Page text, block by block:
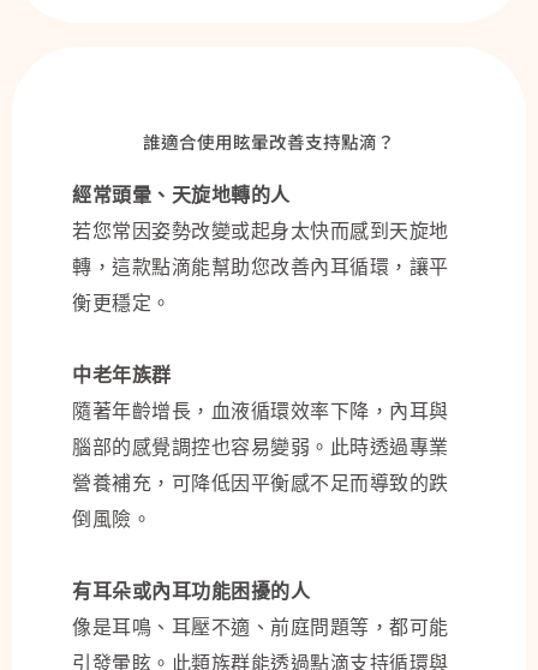
誰適合使用眩暈改善支持點滴？
經常頭暈、天旋地轉的人
若您常因姿勢改變或起身太快而感到天旋地
轉，這款點滴能幫助您改善內耳循環，讓平
衡更穩定。
中老年族群
隨著年齡增長，血液循環效率下降，內耳與
腦部的感覺調控也容易變弱。此時透過專業
營養補充，可降低因平衡感不足而導致的跌
倒風險。
有耳朵或內耳功能困擾的人
像是耳鳴、耳壓不適、前庭問題等，都可能
引發暈眩。此類族群能透過點滴支持循環與